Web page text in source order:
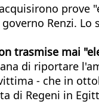
prove
Renzi. Lo
trasmise mai
di riportare
- che in
di Regeni in